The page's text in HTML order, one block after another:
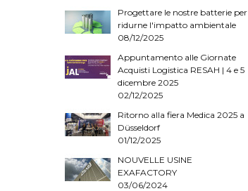
Progettare le nostre batterie per
ridurne l'impatto ambientale
08/12/2025
Appuntamento alle Giornate
Acquisti Logistica RESAH | 4 e 5
dicembre 2025
02/12/2025
Ritorno alla fiera Medica 2025 a
Düsseldorf
01/12/2025
NOUVELLE USINE
EXAFACTORY
03/06/2024